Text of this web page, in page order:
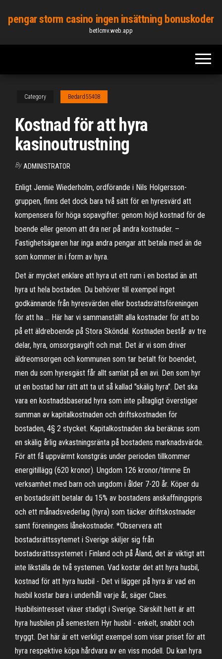
content
pengar storm casino ingen insättning bonuskoder
betlcmv.web.app
Category Bedard55408
Kostnad för att hyra
kasinoutrustning
By ADMINISTRATOR
Enligt Jennie Wiederholm, ordförande i Nils Holgersson-
gruppen, finns det dock bara två sätt för en hyresvärd att
kompensera för höga sopavgifter: genom höjd kostnad för de
boende eller genom att dra ner på andra kostnader. –
Fastighetsägaren har inga ­andra pengar att betala med än de
som ­kommer in i form av hyra.
Det är mycket enklare att hyra ut ett rum i en bostad än att
hyra ut hela bostaden. Du behöver till exempel inget
godkännande från hyresvärden eller bostadsrättsföreningen
för att ha … Här har vi sammanställt alla kostnader för att bo
på ett äldreboende på Stora Sköndal. Kostnaden består av tre
delar, hyra, omsorgsavgift och mat. Det är vi som driver
äldreomsorgen och kommunen som tar betalt för boendet,
men du som hyresgäst får allt samlat på en avi. Den som hyr
ut en bostad har rätt att ta ut så kallad "skälig hyra". Det ska
vara en kostnadsbaserad hyra som inte påtagligt överstiger
summan av kapitalkostnaden och driftskostnaden för
bostaden, 4§ 2 stycket. Kapitalkostnaden ska beräknas som
en skälig årlig avkastningsränta på bostadens marknadsvärde.
För att få uppvärmt konstgräs under perioden tillkommer
energitillägg (620 kronor). Ungdom 126 kronor/timme En
verksamhet med barn och ungdom i ålder 7-20 år. Köper du
en bostadsrätt betalar du 15% av bostadens anskaffningspris
och ett månadsvederlag (hyra) som täcker driftskostnader
samt föreningens lånekostnader. *Observera att
bostadsrättssytemet i Sverige skiljer sig från
bostadsrättssystemet i Finland och på Åland, det är viktigt att
inte likställa de två systemen. Vad kostar det att hyra husbil,
kostnad för att hyra husbil - Det vi lägger på hyra är vad en
husbil kostar bara i underhåll varje år, säger Claes.
Husbilsintresset växer stadigt i Sverige. Särskilt hett är att
hyra husbilen på semestern Hyr husbil - enkelt, snabbt och
tryggt. Det här är ett verkligt exempel som visar priset för att
hyra respektive köpa hårdvara av en viss modell. Du kan hyra